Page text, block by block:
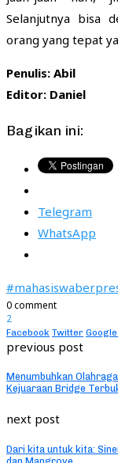
Selanjutnya bisa
orang yang tepat
Penulis: Abil
Editor: Daniel
Bagikan ini:
Telegram
WhatsApp
0 comment
2
Facebook Twitter
previous post
Menumbuhkan
Kejuaraan Bridge
next post
Dari kita untuk kita: